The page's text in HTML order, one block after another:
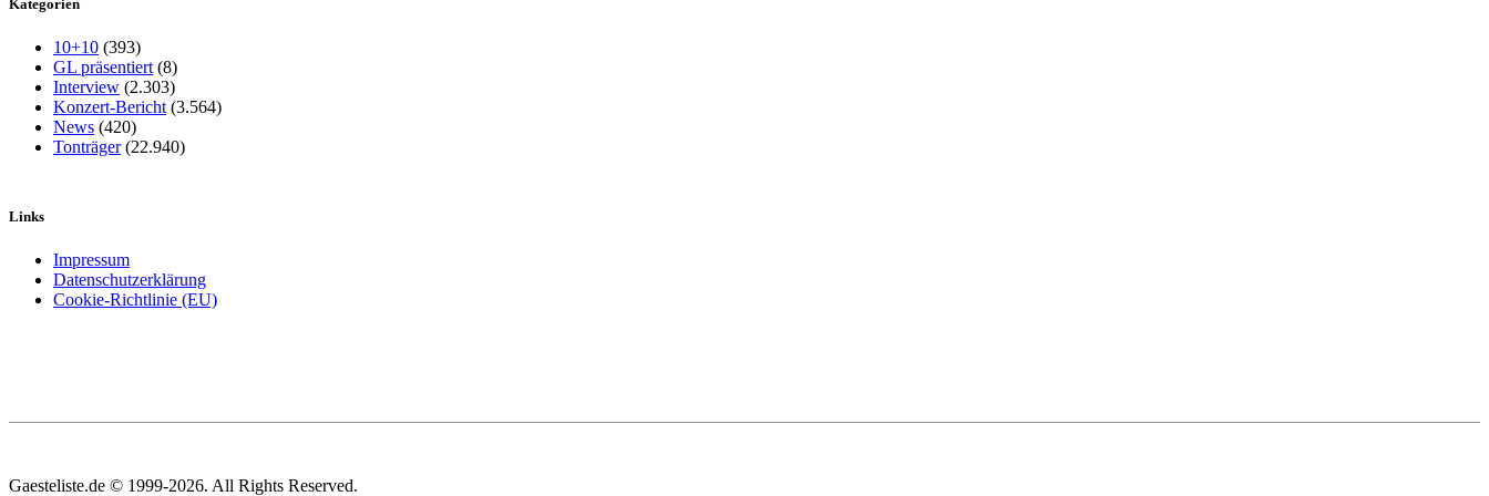
Kategorien
10+10 (393)
GL präsentiert (8)
Interview (2.303)
Konzert-Bericht (3.564)
News (420)
Tonträger(22.940)
Links
Impressum
Datenschutzerklärung
Cookie-Richtlinie (EU)
Gaesteliste.de © 1999-2026. All Rights Reserved.